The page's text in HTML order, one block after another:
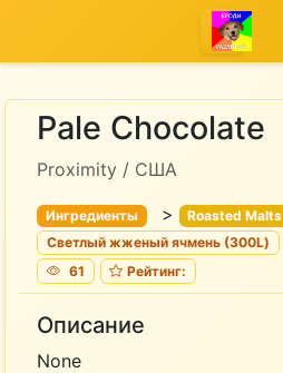
Pale Chocolate
Proximity / США
Ингредиенты > Roasted Malts
Светлый жженый ячмень (300L)
61
Рейтинг:
Описание
None